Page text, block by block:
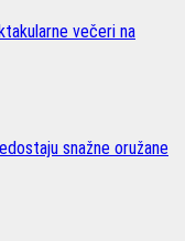
večeri na
snažne oružane